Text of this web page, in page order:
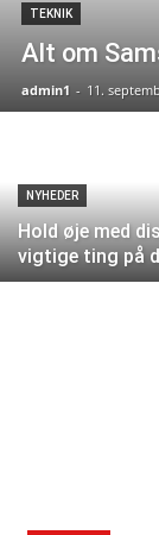
TEKNIK
Alt om
admin1 - 11.
NYHEDER
Hold øje med
vigtige ting på